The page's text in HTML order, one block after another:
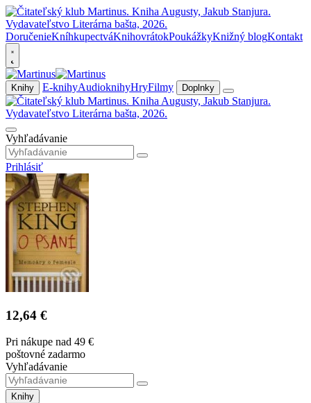
DoručenieKníhkupectváKnihovrátokPoukážkyKnižný blogKontakt
Knihy E-knihyAudioknihyHryFilmy Doplnky
Vyhľadávanie
Prihlásiť
12,64 €
Pri nákupe nad 49 €
poštovné zadarmo
Vyhľadávanie
Knihy